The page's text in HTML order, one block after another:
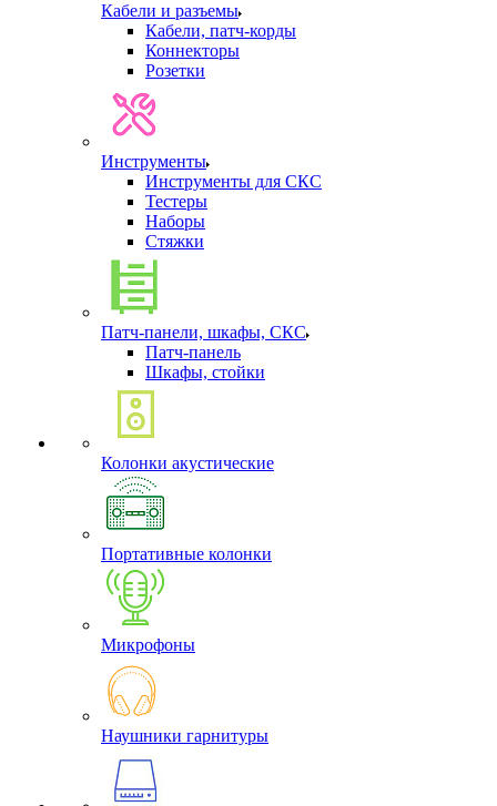
Кабели и разъемы
Кабели, патч-корды
Коннекторы
Розетки
Инструменты
Инструменты для СКС
Тестеры
Наборы
Стяжки
Патч-панели, шкафы, СКС
Патч-панель
Шкафы, стойки
Колонки акустические
Портативные колонки
Микрофоны
Наушники гарнитуры